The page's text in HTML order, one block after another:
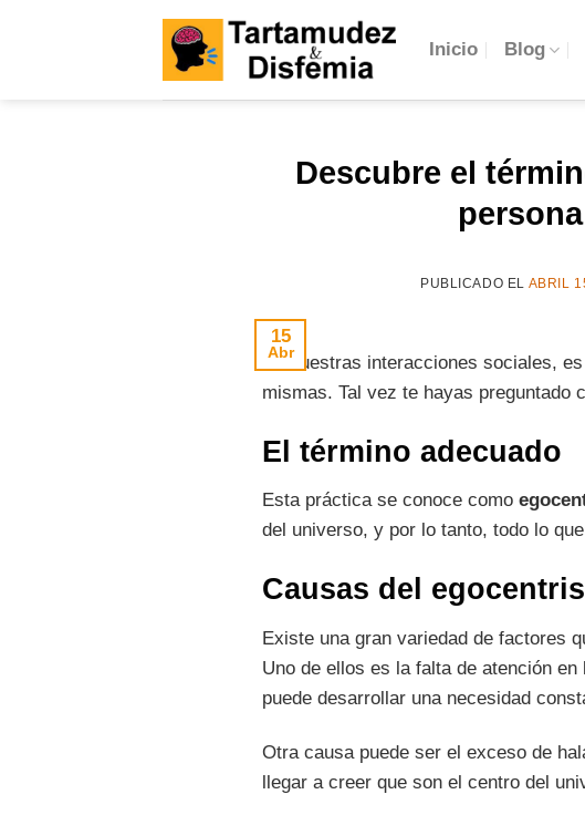
Inicio Blog
Descubre el
PUBLICADO EL ABRIL
15
Abr
En nuestras interacciones sociales,
mismas. Tal vez te hayas preguntado
El término adecuado
Esta práctica se conoce como
del universo, y por lo tanto, todo lo
Causas del
Existe una gran variedad de factores
Uno de ellos es la falta de atención
puede desarrollar una necesidad
Otra causa puede ser el exceso de
llegar a creer que son el centro del